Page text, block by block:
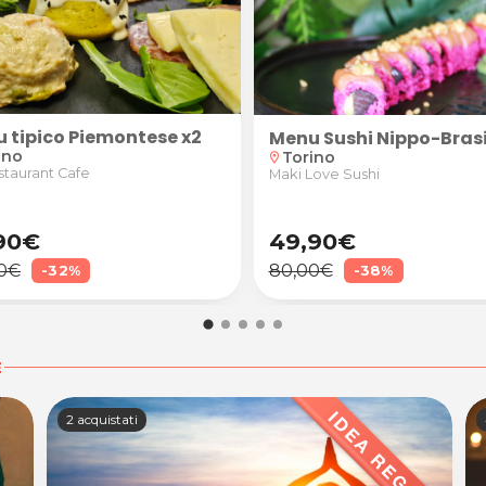
da Studio Sette a Torino
tipico Piemontese x2
Cafe
-32%
Menu Sushi Nippo-
location_on Torino
Maki Love Sushi
49,90€
80,00€ -38%
2 acquistati